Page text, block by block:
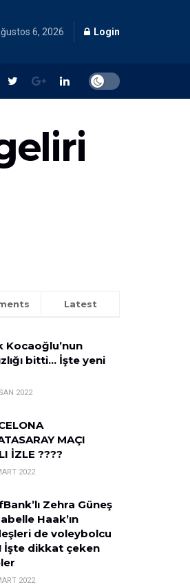
6, 2026 Login
Latest
Kocaoğlu’nun
bitti… İşte yeni
2022
MAÇI
İZLE ????
2022
Zehra Güneş
Haak’ın
de voleybolcu
İşte dikkat çeken
2022